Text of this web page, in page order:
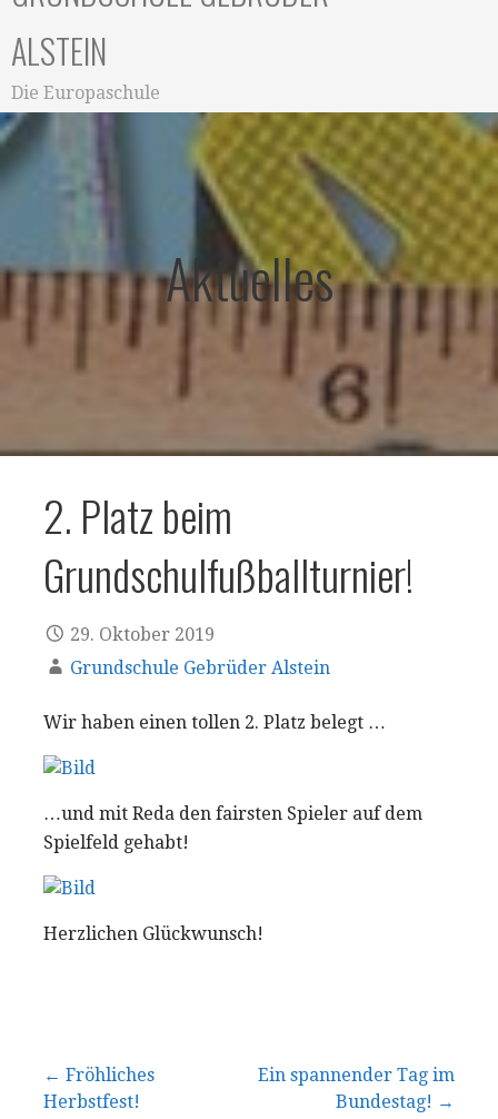
ALSTEIN
Die Europaschule
Aktuelles
2. Platz beim
Grundschulfußballturnier!
29. Oktober 2019
Grundschule Gebrüder Alstein
Wir haben einen tollen 2. Platz belegt …
…und mit Reda den fairsten Spieler auf dem
Spielfeld gehabt!
Herzlichen Glückwunsch!
Beitragsnavigation
← Fröhliches
Herbstfest!
Ein spannender Tag im
Bundestag! →